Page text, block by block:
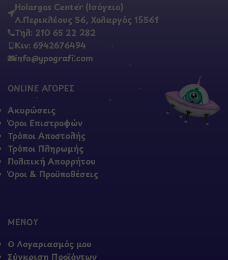
Holargos Center (Ισόγειο)
Λ.Περικλέους 56, Χολαργός 15561
Τηλ: 210 65 22 282
Κιν: 6942676494
info@ypografi.com
ONLINE ΑΓΟΡΕΣ
Ακυρώσεις
Όροι Επιστροφών
Τρόποι Αποστολής
Τρόποι Πληρωμής
Πολιτική Απορρήτου
Όροι & Προϋποθέσεις
ΜΕΝΟΥ
Ο Λογαριασμός μου
Σύγκριση Προϊόντων